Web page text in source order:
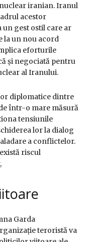
iranian. Iranul
acestor
un gest ostil care ar
la un nou acord
eforturile
și negociată pentru
al Iranului.
diplomatice dintre
într-o mare măsură
tensiunile
lor la dialog
a conflictelor.
riscul
Garda
teroristă va